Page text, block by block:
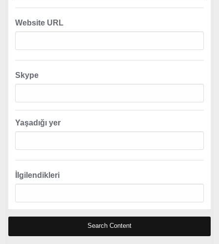
Website URL
Skype
Yaşadığı yer
İlgilendikleri
Search Content